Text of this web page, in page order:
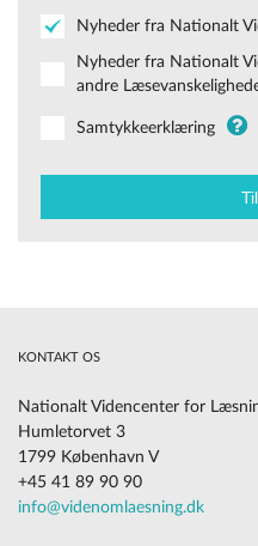
Nyheder fra Nationalt
Nyheder fra Nationalt
andre
Samtykkeerklæring
KONTAKT OS
Nationalt Videncenter for
Humletorvet 3
1799 København V
+45 41 89 90 90
info@videnomlaesning.dk